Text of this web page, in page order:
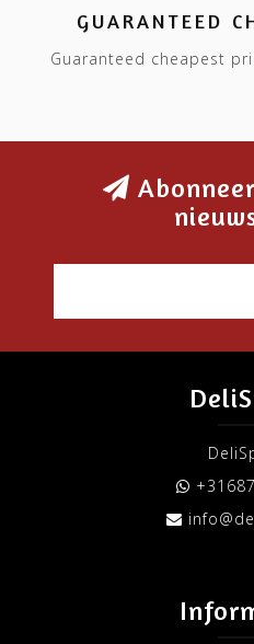
GUARANTEED
Guaranteed cheapest